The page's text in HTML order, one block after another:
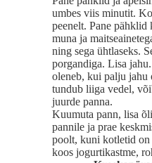
umbes viis minutit.
peenelt. Pane pähklid
muna ja
ning sega ühtlaseks.
porgandiga. Lisa
oleneb, kui palju jahu
tundub liiga vedel,
juurde panna.
Kuumuta pann, lisa
pannile ja prae
poolt, kuni kotletid
koos jogurtikastme,